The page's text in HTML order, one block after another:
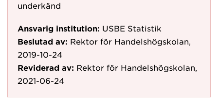
underkänd
Ansvarig institution: USBE Statistik
Beslutad av: Rektor för Handelshögskolan,
2019-10-24
Reviderad av: Rektor för Handelshögskolan,
2021-06-24